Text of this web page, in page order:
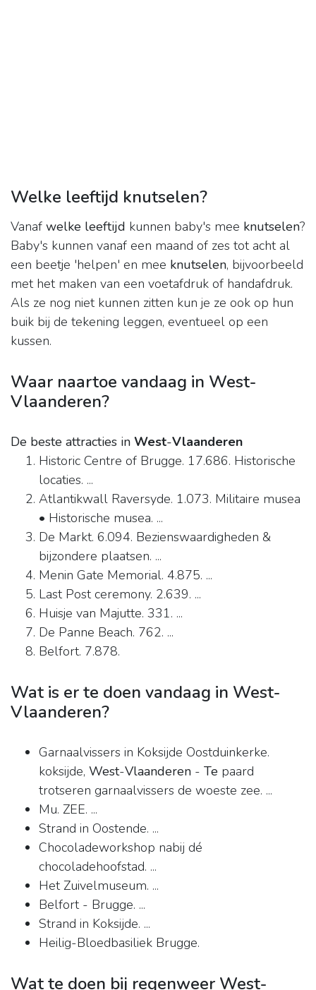
Welke leeftijd knutselen?
Vanaf welke leeftijd kunnen baby's mee knutselen?
Baby's kunnen vanaf een maand of zes tot acht al
een beetje 'helpen' en mee knutselen, bijvoorbeeld
met het maken van een voetafdruk of handafdruk.
Als ze nog niet kunnen zitten kun je ze ook op hun
buik bij de tekening leggen, eventueel op een
kussen.
Waar naartoe vandaag in West-
Vlaanderen?
De beste attracties in West-Vlaanderen
Historic Centre of Brugge. 17.686. Historische
locaties. ...
Atlantikwall Raversyde. 1.073. Militaire musea
• Historische musea. ...
De Markt. 6.094. Bezienswaardigheden &
bijzondere plaatsen. ...
Menin Gate Memorial. 4.875. ...
Last Post ceremony. 2.639. ...
Huisje van Majutte. 331. ...
De Panne Beach. 762. ...
Belfort. 7.878.
Wat is er te doen vandaag in West-
Vlaanderen?
Garnaalvissers in Koksijde Oostduinkerke.
koksijde, West-Vlaanderen - Te paard
trotseren garnaalvissers de woeste zee. ...
Mu. ZEE. ...
Strand in Oostende. ...
Chocoladeworkshop nabij dé
chocoladehoofstad. ...
Het Zuivelmuseum. ...
Belfort - Brugge. ...
Strand in Koksijde. ...
Heilig-Bloedbasiliek Brugge.
Wat te doen bij regenweer West-